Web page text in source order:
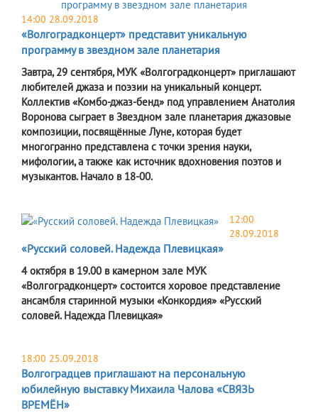
14:00 28.09.2018
«Волгоградконцерт» представит уникальную
программу в звездном зале планетария
Завтра, 29 сентября, МУК «Волгоградконцерт» приглашают
любителей джаза и поэзии на уникальный концерт.
Коллектив «Комбо-джаз-бенд» под управлением Анатолия
Воронова сыграет в Звездном зале планетария джазовые
композиции, посвящённые Луне, которая будет
многогранно представлена с точки зрения науки,
мифологии, а также как источник вдохновения поэтов и
музыкантов. Начало в 18-00.
12:00
28.09.2018
«Русский соловей. Надежда Плевицкая»
4 октября в 19.00 в камерном зале МУК
«Волгоградконцерт» состоится хоровое представление
ансамбля старинной музыки «Конкордия» «Русский
соловей. Надежда Плевицкая»
18:00 25.09.2018
Волгоградцев приглашают на персональную
юбилейную выставку Михаила Чалова «СВЯЗЬ
ВРЕМЁН»